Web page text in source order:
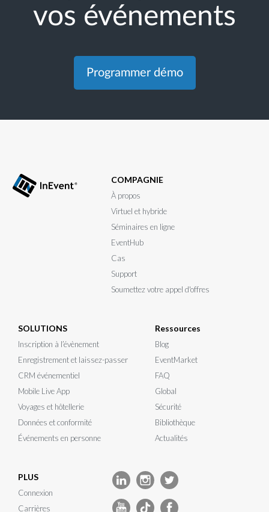
vos événements
Programmer démo
COMPAGNIE
À propos
Virtuel et hybride
Séminaires en ligne
EventHub
Cas
Support
Soumettez votre appel d'offres
SOLUTIONS
Inscription à l’évènement
Enregistrement et laissez-passer
CRM événementiel
Mobile Live App
Voyages et hôtellerie
Données et conformité
Événements en personne
Ressources
Blog
EventMarket
FAQ
Global
Sécurité
Bibliothèque
Actualités
PLUS
Connexion
Carrières